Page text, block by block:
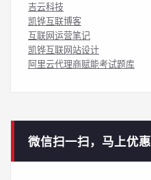
吉云科技
凯铧互联博客
互联网运营笔记
凯铧互联网站设计
阿里云代理商赋能考试题库
微信扫一扫，马上优惠